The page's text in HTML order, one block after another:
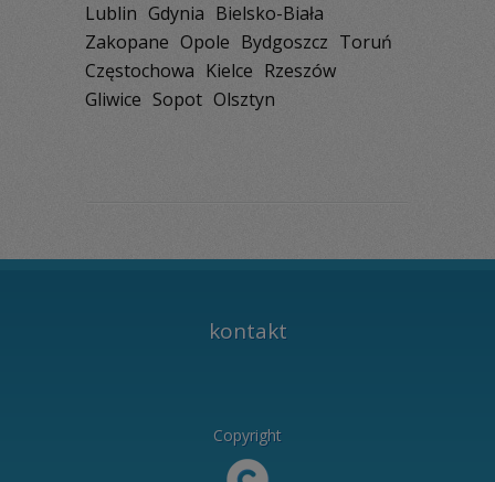
Lublin Gdynia Bielsko-Biała
Zakopane Opole Bydgoszcz Toruń
Częstochowa Kielce Rzeszów
Gliwice Sopot Olsztyn
kontakt
Copyright